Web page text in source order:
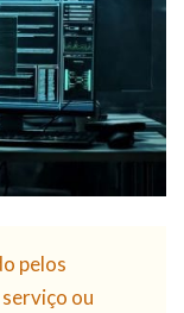
pelos
ou